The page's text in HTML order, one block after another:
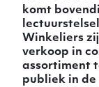
komt
Winkeliers
verkoop in
assortiment
publiek in